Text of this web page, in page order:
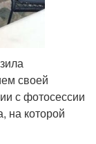
своей
с фотосессии
на которой